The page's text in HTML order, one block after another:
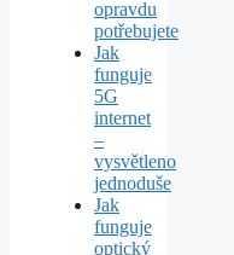
opravdu
potřebujete
Jak
funguje
5G
internet
–
vysvětleno
jednoduše
Jak
funguje
optický